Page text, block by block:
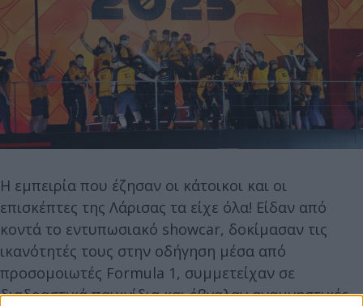
Η εμπειρία που έζησαν οι κάτοικοι και οι
επισκέπτες της Λάρισας τα είχε όλα! Είδαν από
κοντά το εντυπωσιακό showcar, δοκίμασαν τις
ικανότητές τους στην οδήγηση μέσα από
προσομοιωτές Formula 1, συμμετείχαν σε
διαδραστικά παιχνίδια και έβγαλαν αναμνηστικές